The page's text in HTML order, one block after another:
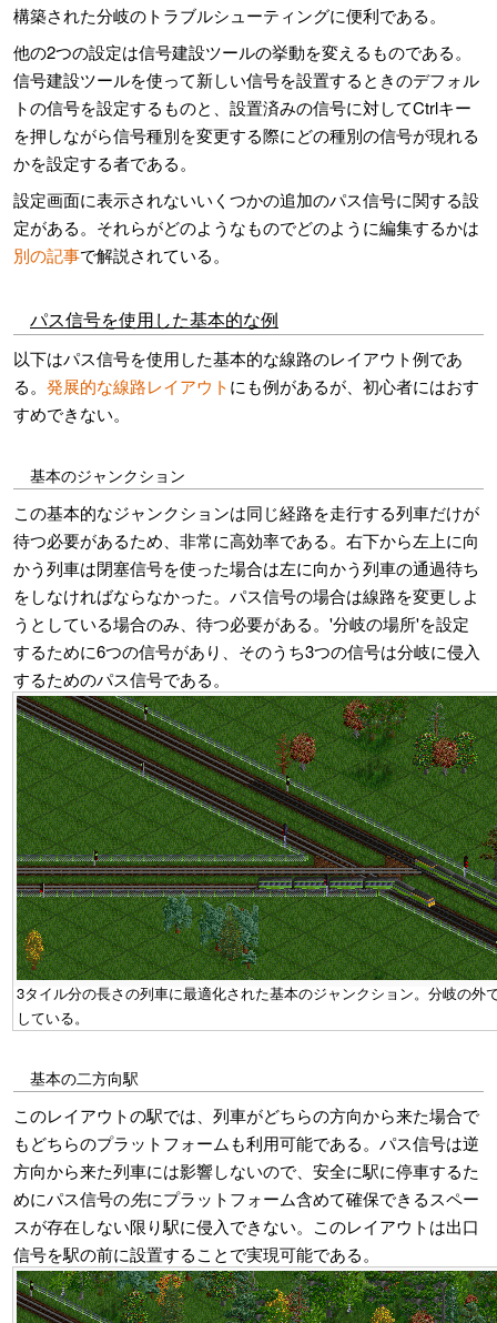
構築された分岐のトラブルシューティングに便利である。
他の2つの設定は信号建設ツールの挙動を変えるものである。
信号建設ツールを使って新しい信号を設置するときのデフォル
トの信号を設定するものと、設置済みの信号に対してCtrlキー
を押しながら信号種別を変更する際にどの種別の信号が現れる
かを設定する者である。
設定画面に表示されないいくつかの追加のパス信号に関する設
定がある。それらがどのようなものでどのように編集するかは
別の記事で解説されている。
パス信号を使用した基本的な例
以下はパス信号を使用した基本的な線路のレイアウト例であ
る。 発展的な線路レイアウトにも例があるが、初心者にはおす
すめできない。
基本のジャンクション
この基本的なジャンクションは同じ経路を走行する列車だけが
待つ必要があるため、非常に高効率である。右下から左上に向
かう列車は閉塞信号を使った場合は左に向かう列車の通過待ち
をしなければならなかった。パス信号の場合は線路を変更しよ
うとしている場合のみ、待つ必要がある。'分岐の場所'を設定
するために6つの信号があり、そのうち3つの信号は分岐に侵入
するためのパス信号である。
3タイル分の長さの列車に最適化された基本のジャンクション。分岐の外
している。
基本の二方向駅
このレイアウトの駅では、列車がどちらの方向から来た場合で
もどちらのプラットフォームも利用可能である。パス信号は逆
方向から来た列車には影響しないので、安全に駅に停車するた
めにパス信号の先にプラットフォーム含めて確保できるスペー
スが存在しない限り駅に侵入できない。このレイアウトは出口
信号を駅の前に設置することで実現可能である。